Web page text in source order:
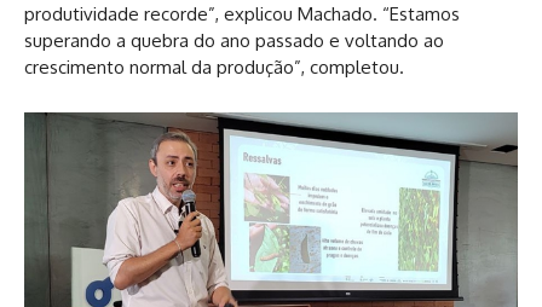
produtividade recorde”, explicou Machado. “Estamos
superando a quebra do ano passado e voltando ao
crescimento normal da produção”, completou.